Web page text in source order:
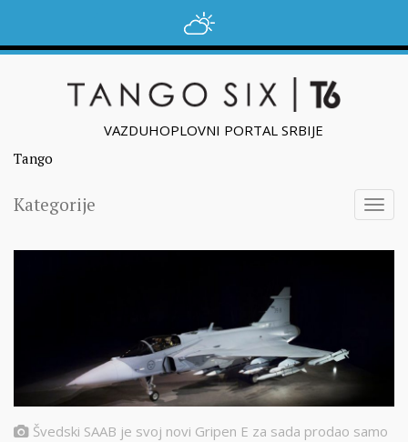
VAZDUHOPLOVNI PORTAL SRBIJE
Tango
Kategorije
Švedski SAAB je svoj novi Gripen E za sada prodao samo